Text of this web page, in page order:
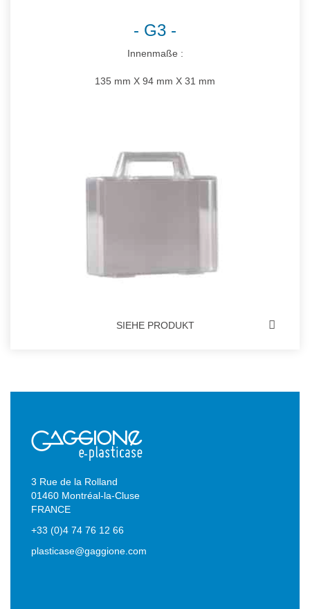
G3
Innenmaße :
135 mm X 94 mm X 31 mm
SIEHE PRODUKT
3 Rue de la Rolland
01460 Montréal-la-Cluse
FRANCE
+33 (0)4 74 76 12 66
plasticase@gaggione.com